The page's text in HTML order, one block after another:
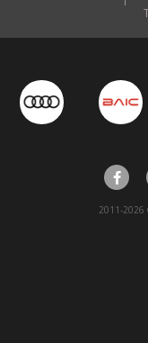
2011-2026